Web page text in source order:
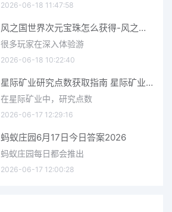
2026-06-18 11:47:58
风之国世界次元宝珠怎么获得-风之国世界次元宝珠获取方法介绍
很多玩家在深入体验游
2026-06-18 10:22:40
星际矿业研究点数获取指南 星际矿业研究点数获取方法
在星际矿业中，研究点数
2026-06-17 12:29:16
蚂蚁庄园6月17日今日答案2026
蚂蚁庄园每日都会推出
2026-06-17 12:00:28